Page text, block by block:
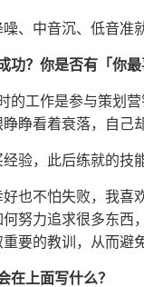
、中音沉、低音准
？你是否有「你最
的工作是参与策划
睁看着衰落，自己
验，此后练就的技
也不怕失败，我喜
努力追求很多东西
要的教训，从而避
上面写什么？